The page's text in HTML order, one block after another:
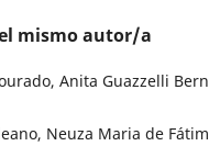
mismo autor/a
Anita Guazzelli
Neuza Maria de